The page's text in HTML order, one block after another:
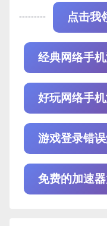
--------- 点击我
经典网络手
好玩网络手
游戏登录错
免费的加速